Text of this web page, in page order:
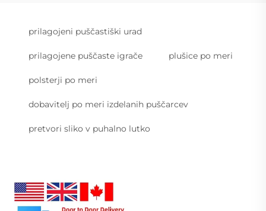
prilagojeni puščastiški urad
prilagojene puščaste igrače plušice po meri
polsterji po meri
dobavitelj po meri izdelanih puščarcev
pretvori sliko v puhalno lutko